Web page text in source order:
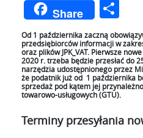
Share
Od 1 października zaczną
przedsiębiorców informacji w
oraz plików JPK_VAT. Pierwsze
2020 r. trzeba będzie przesłać do
narzędzia udostępnionego przez
że podatnik już od 1 października
sprzedaż pod kątem jej
towarowo-usługowych (GTU).
Terminy przesyłania